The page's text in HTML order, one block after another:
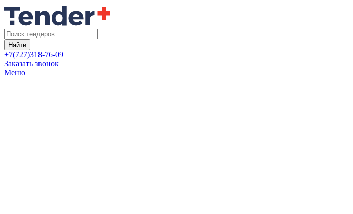
Найти
+7(727)318-76-09
Заказать звонок
Меню